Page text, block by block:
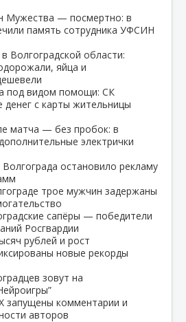
Мужества — посмертно: в
память сотрудника УФСИН
Волгоградской области:
яйца и
под видом помощи: СК
денег с карты жительницы
матча — без пробок: в
электрички
остановило рекламу
трое мужчин задержаны
сапёры — победители
Росгвардии
рублей и рост
новые рекорды
зовут на
запущены комментарии и
авторов